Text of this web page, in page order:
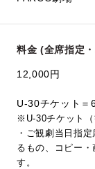
料金 (全席指定
12,000円
U-30チケット＝
※U-30チケット（
・ご観劇当日指
るもの、コピー
す。